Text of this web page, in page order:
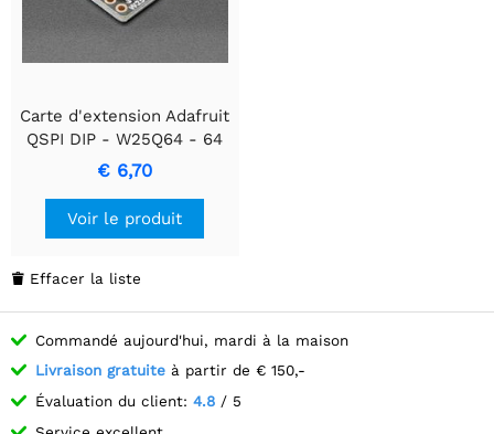
Carte d'extension Adafruit
QSPI DIP - W25Q64 - 64
Mbits 8 Mo
€ 6,70
Voir le produit
 Effacer la liste
Commandé aujourd'hui, mardi à la maison
Livraison gratuite à partir de € 150,-
Évaluation du client: 4.8 / 5